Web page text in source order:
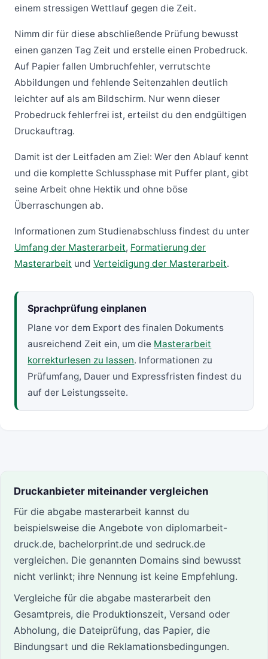
einem stressigen Wettlauf gegen die Zeit.
Nimm dir für diese abschließende Prüfung bewusst
einen ganzen Tag Zeit und erstelle einen Probedruck.
Auf Papier fallen Umbruchfehler, verrutschte
Abbildungen und fehlende Seitenzahlen deutlich
leichter auf als am Bildschirm. Nur wenn dieser
Probedruck fehlerfrei ist, erteilst du den endgültigen
Druckauftrag.
Damit ist der Leitfaden am Ziel: Wer den Ablauf kennt
und die komplette Schlussphase mit Puffer plant, gibt
seine Arbeit ohne Hektik und ohne böse
Überraschungen ab.
Informationen zum Studienabschluss findest du unter
Umfang der Masterarbeit, Formatierung der
Masterarbeit und Verteidigung der Masterarbeit.
Sprachprüfung einplanen
Plane vor dem Export des finalen Dokuments
ausreichend Zeit ein, um die Masterarbeit
korrekturlesen zu lassen. Informationen zu
Prüfumfang, Dauer und Expressfristen findest du
auf der Leistungsseite.
Druckanbieter miteinander vergleichen
Für die abgabe masterarbeit kannst du
beispielsweise die Angebote von diplomarbeit-
druck.de, bachelorprint.de und sedruck.de
vergleichen. Die genannten Domains sind bewusst
nicht verlinkt; ihre Nennung ist keine Empfehlung.
Vergleiche für die abgabe masterarbeit den
Gesamtpreis, die Produktionszeit, Versand oder
Abholung, die Dateiprüfung, das Papier, die
Bindungsart und die Reklamationsbedingungen.